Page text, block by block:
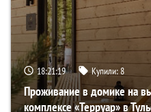
18:21:18 Купили:8
Проживание в домике на
комплексе «Терруар» в